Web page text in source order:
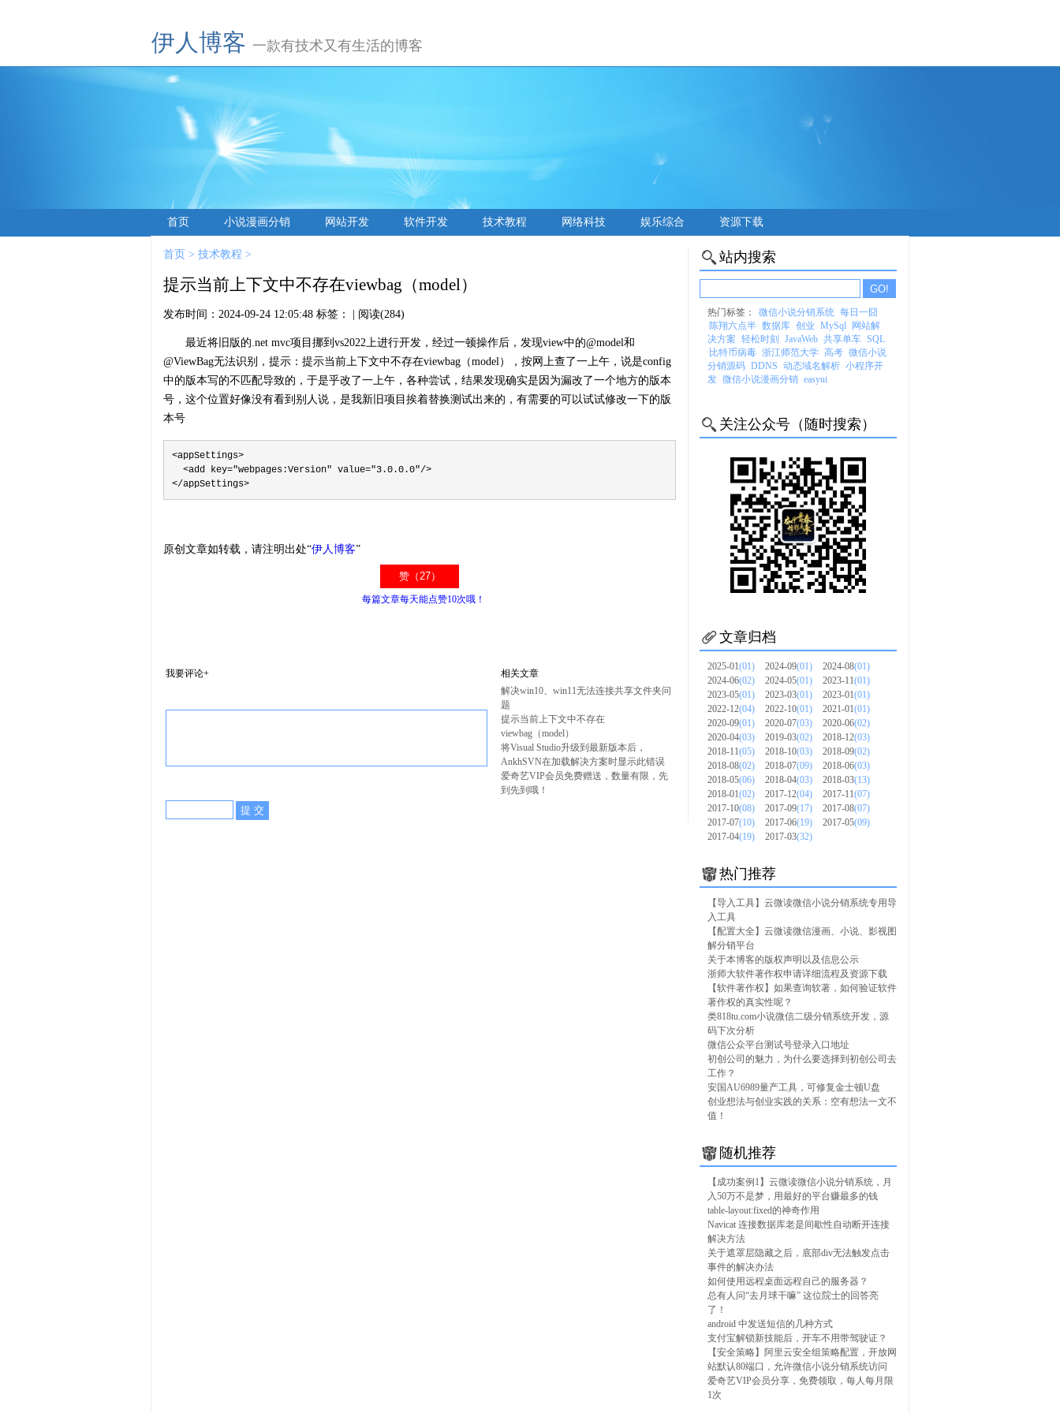
伊人博客 一款有技术又有生活的博客
首页 小说漫画分销 网站开发 软件开发 技术教程 网络科技 娱乐综合 资源下载
首页 > 技术教程 >
提示当前上下文中不存在viewbag（model）
发布时间： 2024-09-24 12:05:48 标签： | 阅读(284)
最近将旧版的.net mvc项目挪到vs2022上进行开发，经过一顿操作后，发现view中的@model和
@ViewBag无法识别，提示：提示当前上下文中不存在viewbag（model），按网上查了一上午，说是config
中的版本写的不匹配导致的，于是乎改了一上午，各种尝试，结果发现确实是因为漏改了一个地方的版本
号，这个位置好像没有看到别人说，是我新旧项目挨着替换测试出来的，有需要的可以试试修改一下的版
本号
<appSettings>
<add key="webpages:Version" value="3.0.0.0"/>
</appSettings>
原创文章如转载，请注明出处“伊人博客”
每篇文章每天能点赞10次哦！
我要评论+
相关文章
解决win10、win11无法连接共享文件夹问
题
提示当前上下文中不存在
viewbag（model）
将Visual Studio升级到最新版本后，
AnkhSVN在加载解决方案时显示此错误
爱奇艺VIP会员免费赠送，数量有限，先
到先到哦！
站内搜索
热门标签： 微信小说分销系统 每日一囧
陈翔六点半 数据库 创业 MySql
网站解
决方案 轻松时刻 JavaWeb 共享单车 SQL
比特币病毒 浙江师范大学 高考 微信小说
分销源码 DDNS 动态域名解析 小程序开
发 微信小说漫画分销 easyui
关注公众号（随时搜索）
文章归档
2025-01(01) 2024-09(01) 2024-08(01)
2024-06(02) 2024-05(01) 2023-11(01)
2023-05(01) 2023-03(01) 2023-01(01)
2022-12(04) 2022-10(01) 2021-01(01)
2020-09(01) 2020-07(03) 2020-06(02)
2020-04(03) 2019-03(02) 2018-12(03)
2018-11(05) 2018-10(03) 2018-09(02)
2018-08(02) 2018-07(09) 2018-06(03)
2018-05(06) 2018-04(03) 2018-03(13)
2018-01(02) 2017-12(04) 2017-11(07)
2017-10(08) 2017-09(17) 2017-08(07)
2017-07(10) 2017-06(19) 2017-05(09)
2017-04(19) 2017-03(32)
热门推荐
【导入工具】云微读微信小说分销系统专用导
入工具
【配置大全】云微读微信漫画、小说、影视图
解分销平台
关于本博客的版权声明以及信息公示
浙师大软件著作权申请详细流程及资源下载
【软件著作权】如果查询软著，如何验证软件
著作权的真实性呢？
类818tu.com小说微信二级分销系统开发，源
码下次分析
微信公众平台测试号登录入口地址
初创公司的魅力，为什么要选择到初创公司去
工作？
安国AU6989量产工具，可修复金士顿U盘
创业想法与创业实践的关系：空有想法一文不
值！
随机推荐
【成功案例1】云微读微信小说分销系统，月
入50万不是梦，用最好的平台赚最多的钱
table-layout:fixed的神奇作用
Navicat 连接数据库老是间歇性自动断开连接
解决方法
关于遮罩层隐藏之后，底部div无法触发点击
事件的解决办法
如何使用远程桌面远程自己的服务器？
总有人问“去月球干嘛” 这位院士的回答亮
了！
android 中发送短信的几种方式
支付宝解锁新技能后，开车不用带驾驶证？
【安全策略】阿里云安全组策略配置，开放网
站默认80端口，允许微信小说分销系统访问
爱奇艺VIP会员分享，免费领取，每人每月限
1次